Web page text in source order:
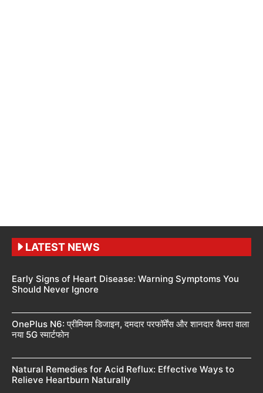
LATEST NEWS
Early Signs of Heart Disease: Warning Symptoms You
Should Never Ignore
OnePlus N6: प्रीमियम डिजाइन, दमदार परफॉर्मेंस और शानदार कैमरा वाला
नया 5G स्मार्टफोन
Natural Remedies for Acid Reflux: Effective Ways to
Relieve Heartburn Naturally